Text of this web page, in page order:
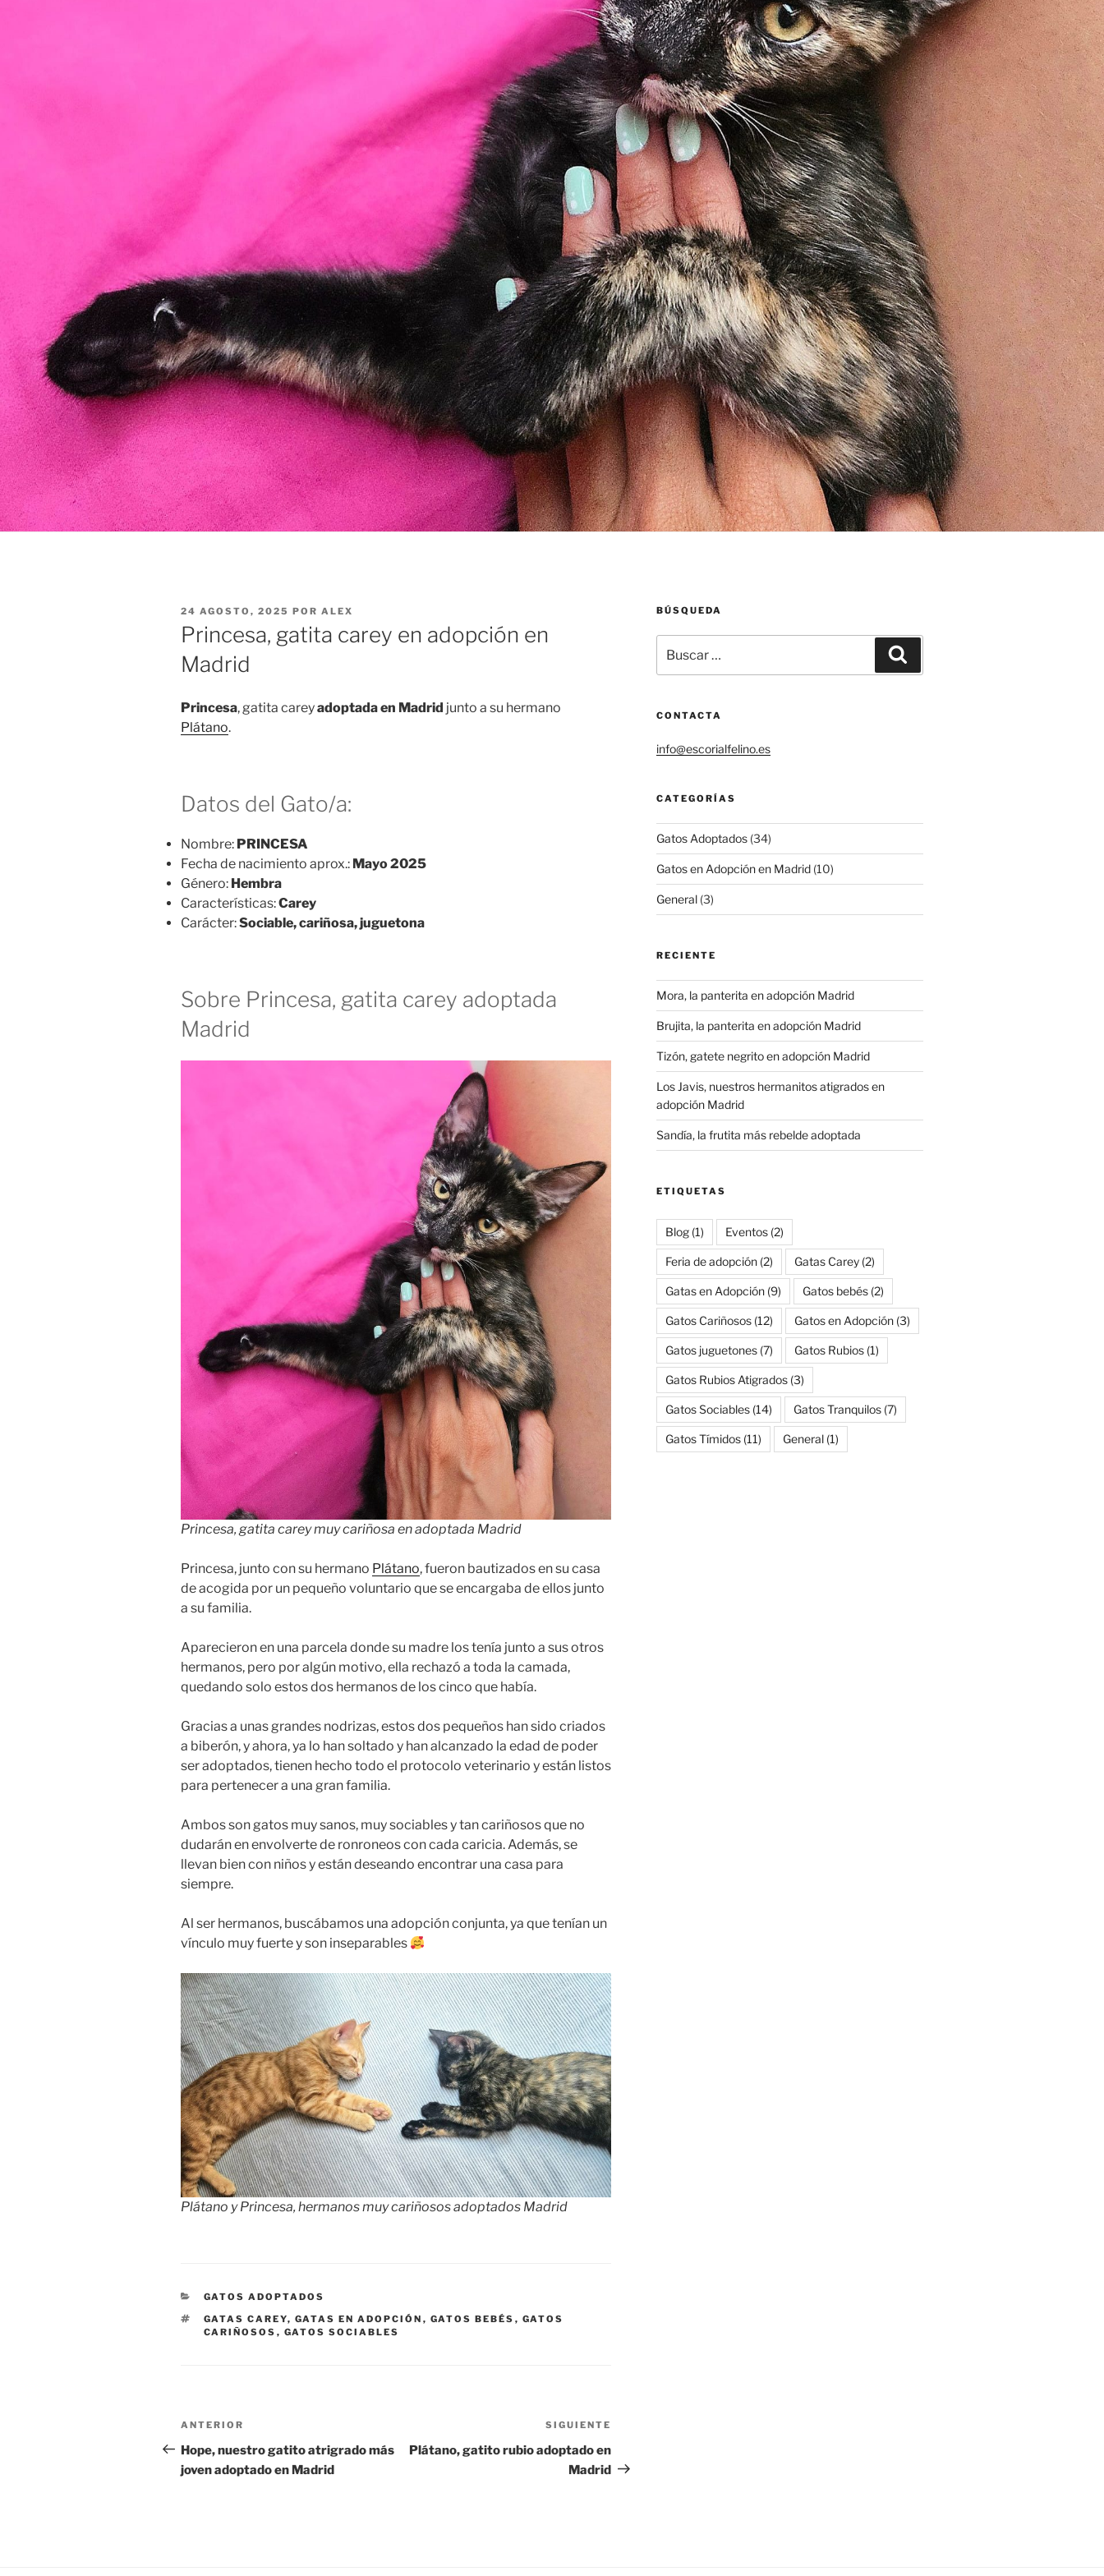
PUBLICADO
EL
24 AGOSTO, 2025 POR ALEX
Princesa, gatita carey en adopción en
Madrid
Princesa, gatita careyadoptada en Madrid junto a su hermano
Plátano.
Datos del Gato/a:
Nombre: PRINCESA
Fecha de nacimiento aprox.: Mayo 2025
Género: Hembra
Características:Carey
Carácter:Sociable, cariñosa, juguetona
Sobre Princesa, gatita carey adoptada
Madrid
Princesa, gatita carey muy cariñosa en adoptada Madrid
Princesa, junto con su hermano Plátano, fueron bautizados en su casa
de acogida por un pequeño voluntario que se encargaba de ellos junto
a su familia.
Aparecieron en una parcela donde su madre los tenía junto a sus otros
hermanos, pero por algún motivo, ella rechazó a toda la camada,
quedando solo estos dos hermanos de los cinco que había.
Gracias a unas grandes nodrizas, estos dos pequeños han sido criados
a biberón, y ahora, ya lo han soltado y han alcanzado la edad de poder
ser adoptados, tienen hecho todo el protocolo veterinario y están listos
para pertenecer a una gran familia.
Ambos son gatos muy sanos, muy sociables y tan cariñosos que no
dudarán en envolverte de ronroneos con cada caricia. Además, se
llevan bien con niños y están deseando encontrar una casa para
siempre.
Al ser hermanos, buscábamos una adopción conjunta, ya que tenían un
vínculo muy fuerte y son inseparables
Plátano y Princesa, hermanos muy cariñosos adoptados Madrid
CATEGORÍAS
GATOS ADOPTADOS
ETIQUETAS
GATAS CAREY, GATAS EN ADOPCIÓN , GATOS BEBÉS , GATOS
CARIÑOSOS , GATOS SOCIABLES
Navegación
de
entradas
Entrada
anterior:
ANTERIOR
Hope, nuestro gatito atrigrado más
joven adoptado en Madrid
entrada
SIGUIENTE
Plátano, gatito rubio adoptado en
Madrid
BÚSQUEDA
por:
CONTACTA
info@escorialfelino.es
CATEGORÍAS
Gatos Adoptados(34)
Gatos en Adopción en Madrid(10)
General(3)
RECIENTE
Mora, la panterita en adopción Madrid
Brujita, la panterita en adopción Madrid
Tizón, gatete negrito en adopción Madrid
Los Javis, nuestros hermanitos atigrados en
adopción Madrid
Sandía, la frutita más rebelde adoptada
ETIQUETAS
Blog(1) Eventos(2)
Feria de adopción(2) Gatas Carey(2)
Gatas en Adopción(9) Gatos bebés(2)
Gatos Cariñosos(12) Gatos en Adopción(3)
Gatos juguetones(7) Gatos Rubios(1)
Gatos Rubios Atigrados(3)
Gatos Sociables(14) Gatos Tranquilos(7)
Gatos Tímidos(11) General(1)